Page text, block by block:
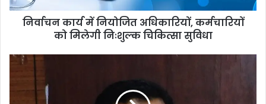
निःशुल्क
चिकित्सानिर्वाचन कार्य में नियोजित अधिकारियों, कर्मचारियों
को मिलेगी निःशुल्क चिकित्सा सुविधा
23